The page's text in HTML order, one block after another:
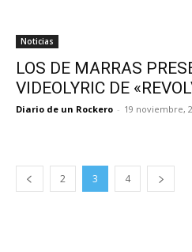
Noticias
LOS DE MARRAS
VIDEOLYRIC DE
Diario de un Rockero - 19 noviembre,
2 3 4